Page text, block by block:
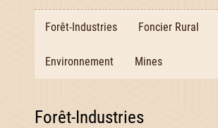
Forêt-Industries Foncier Rural
Environnement Mines
Forêt-Industries